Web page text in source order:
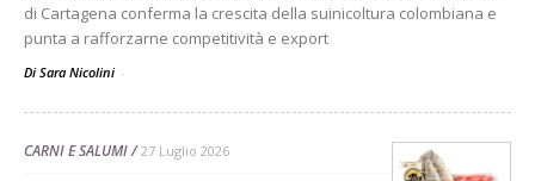
di Cartagena conferma la crescita della suinicoltura colombiana e
punta a rafforzarne competitività e export
Di Sara Nicolini -
CARNI E SALUMI 27 Luglio 2026